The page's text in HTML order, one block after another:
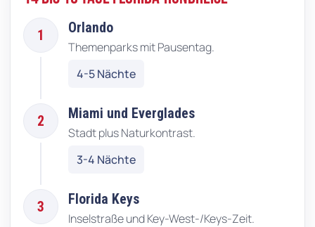
1 Orlando
Themenparks mit Pausentag.
4-5 Nächte
2 Miami und Everglades
Stadt plus Naturkontrast.
3-4 Nächte
3 Florida Keys
Inselstraße und Key-West-/Keys-Zeit.